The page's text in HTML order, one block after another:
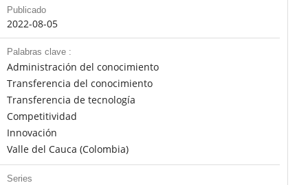
Publicado
2022-08-05
Palabras clave :
Administración del conocimiento
Transferencia del conocimiento
Transferencia de tecnología
Competitividad
Innovación
Valle del Cauca (Colombia)
Series